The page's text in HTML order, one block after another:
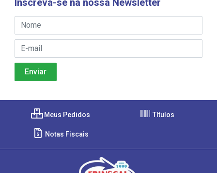
Meus Pedidos Títulos
Notas Fiscais